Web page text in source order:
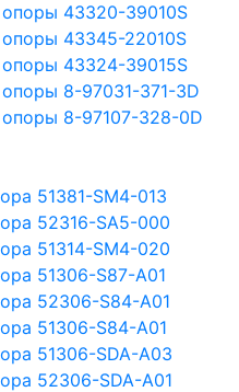
43320-39010S
43345-22010S
43324-39015S
8-97031-371-3D
8-97107-328-0D
51381-SM4-013
52316-SA5-000
51314-SM4-020
51306-S87-A01
52306-S84-A01
51306-S84-A01
51306-SDA-A03
52306-SDA-A01